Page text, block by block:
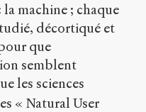
machine ; chaque
décortiqué et
que
semblent
les sciences
« Natural User